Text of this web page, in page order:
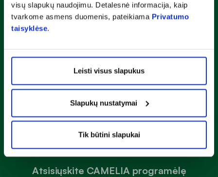
visų slapukų naudojimu. Detalesnė informacija, kaip
tvarkome asmens duomenis, pateikiama Privatumo
taisyklėse.
Leisti visus slapukus
Slapukų nustatymai
Tik būtini slapukai
Atsisiųskite CAMELIA programėlę
Naujienlaiškis
Sužinok apie nuolaidas ir specialius pasiūlymus!
Susipažinau ir sutinku suprivatumo taisyklėmis